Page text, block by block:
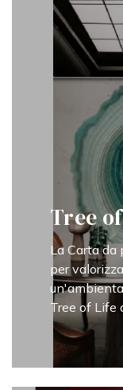
Tree
La Carta
per
Tree of Life